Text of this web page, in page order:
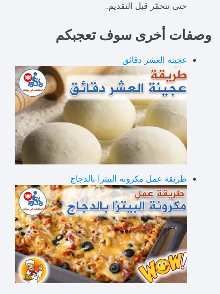
حتى تتحمّر قبل التقديم.
وصفات أخرى سوف تعجبكم
عجينة العشر دقائق
طريقة عمل مكرونة البيتزا بالدجاج